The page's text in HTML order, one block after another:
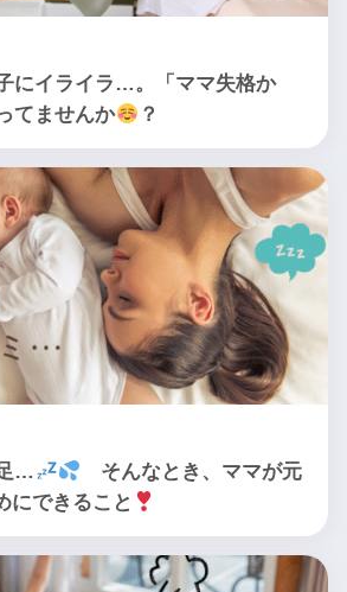
にイライラ…。「ママ失格か
てませんか ？
…
そんなとき、ママが元
にできること